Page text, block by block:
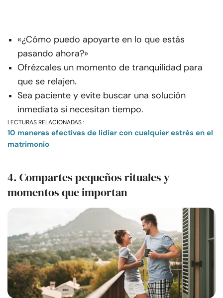
«¿Cómo puedo apoyarte en lo que estás
pasando ahora?»
Ofrézcales un momento de tranquilidad para
que se relajen.
Sea paciente y evite buscar una solución
inmediata si necesitan tiempo.
LECTURAS RELACIONADAS :
10 maneras efectivas de lidiar con cualquier estrés en el
matrimonio
4. Compartes pequeños rituales y
momentos que importan